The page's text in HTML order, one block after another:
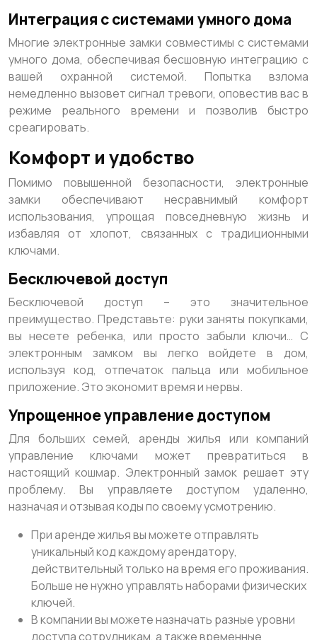
Интеграция с системами умного дома
Многие электронные замки совместимы с системами
умного дома, обеспечивая бесшовную интеграцию с
вашей охранной системой. Попытка взлома
немедленно вызовет сигнал тревоги, оповестив вас в
режиме реального времени и позволив быстро
среагировать.
Комфорт и удобство
Помимо повышенной безопасности, электронные
замки обеспечивают несравнимый комфорт
использования, упрощая повседневную жизнь и
избавляя от хлопот, связанных с традиционными
ключами.
Бесключевой доступ
Бесключевой доступ – это значительное
преимущество. Представьте: руки заняты покупками,
вы несете ребенка, или просто забыли ключи… С
электронным замком вы легко войдете в дом,
используя код, отпечаток пальца или мобильное
приложение. Это экономит время и нервы.
Упрощенное управление доступом
Для больших семей, аренды жилья или компаний
управление ключами может превратиться в
настоящий кошмар. Электронный замок решает эту
проблему. Вы управляете доступом удаленно,
назначая и отзывая коды по своему усмотрению.
При аренде жилья вы можете отправлять
уникальный код каждому арендатору,
действительный только на время его проживания.
Больше не нужно управлять наборами физических
ключей.
В компании вы можете назначать разные уровни
доступа сотрудникам, а также временные